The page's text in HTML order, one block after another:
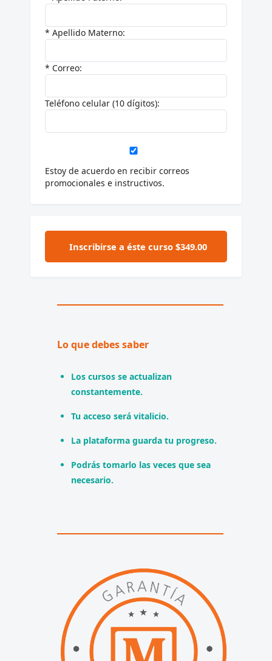
* Apellido Materno:
* Correo:
Teléfono celular (10 dígitos):
Estoy de acuerdo en recibir correos
promocionales e instructivos.
Lo que debes saber
Los cursos se actualizan
constantemente.
Tu acceso será vitalicio.
La plataforma guarda tu progreso.
Podrás tomarlo las veces que sea
necesario.